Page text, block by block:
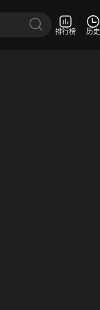
排行榜 历史